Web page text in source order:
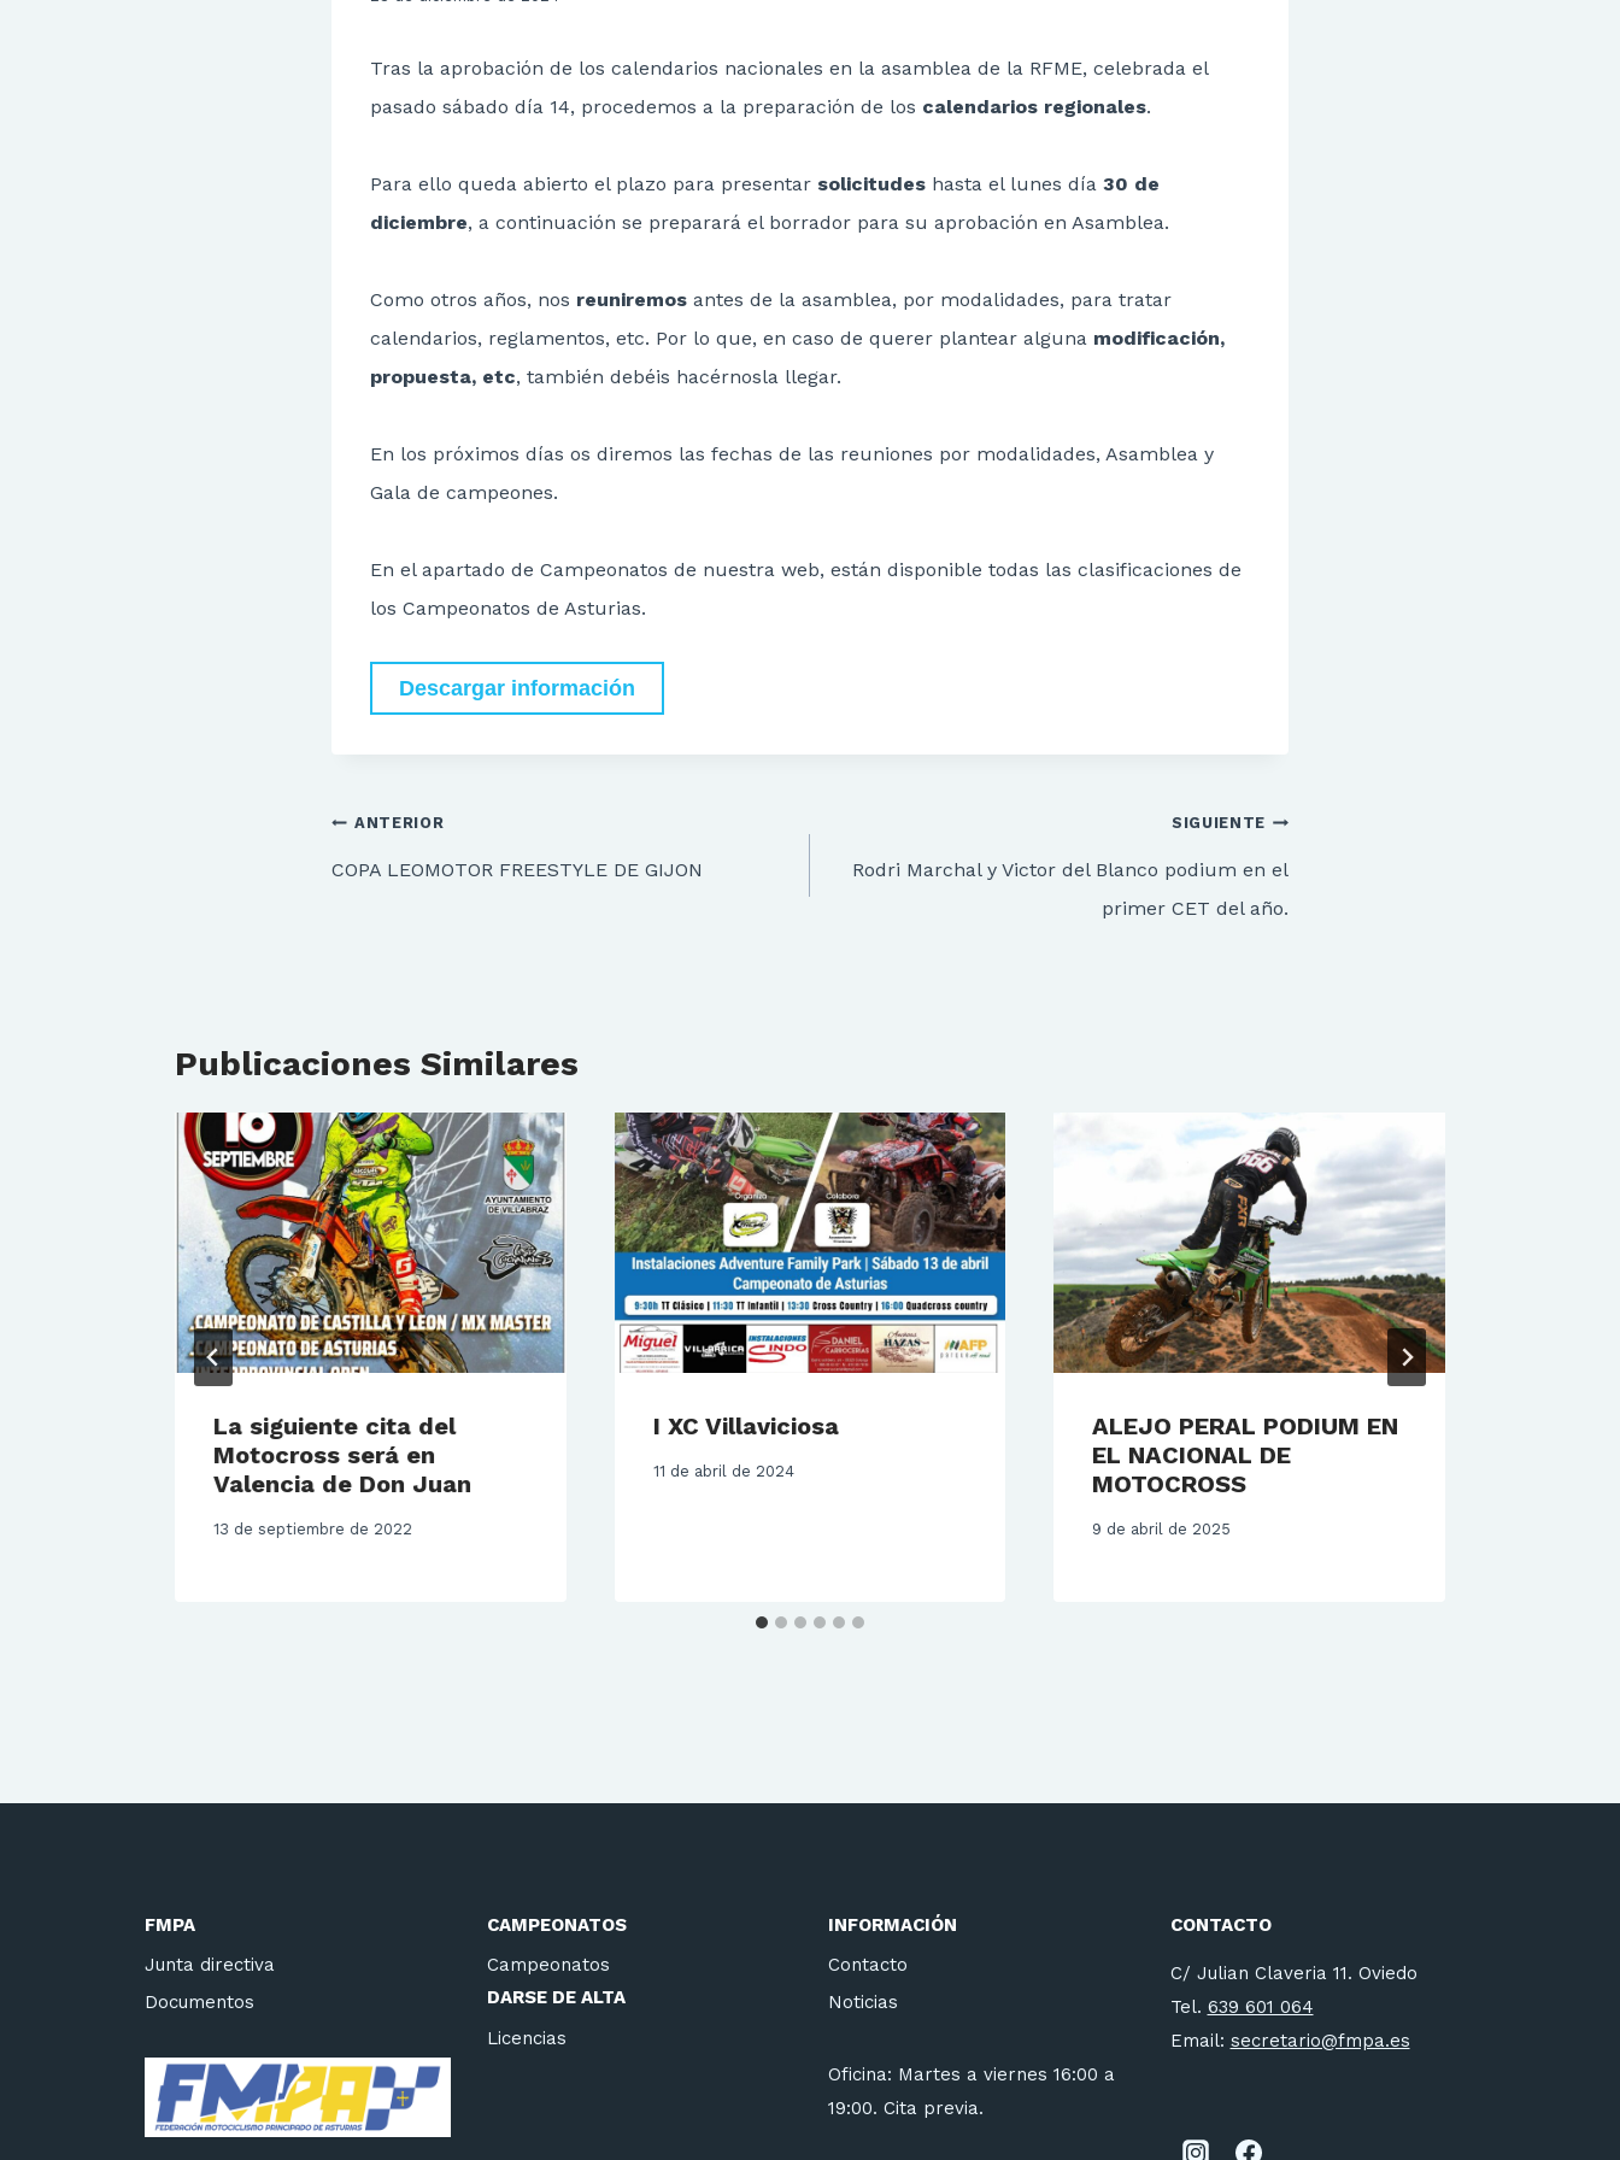
Tras la aprobación de los calendarios nacionales en la asamblea de la RFME, celebrada el
pasado sábado día 14, procedemos a la preparación de los calendarios regionales.
Para ello queda abierto el plazo para presentar solicitudes hasta el lunes día 30 de
diciembre, a continuación se preparará el borrador para su aprobación en Asamblea.
Como otros años, nos reuniremos antes de la asamblea, por modalidades, para tratar
calendarios, reglamentos, etc. Por lo que, en caso de querer plantear alguna modificación,
propuesta, etc, también debéis hacérnosla llegar.
En los próximos días os diremos las fechas de las reuniones por modalidades, Asamblea y
Gala de campeones.
En el apartado de Campeonatos de nuestra web, están disponible todas las clasificaciones de
los Campeonatos de Asturias.
Descargar información
Navegación
de
ANTERIOR
COPA LEOMOTOR FREESTYLE DE GIJON
SIGUIENTE
Rodri Marchal y Victor del Blanco podium en el
primer CET del año.
Publicaciones Similares
La siguiente cita del
Motocross será en
Valencia de Don Juan
13 de septiembre de 2022
I XC Villaviciosa
11 de abril de 2024
ALEJO PERAL PODIUM EN
EL NACIONAL DE
MOTOCROSS
9 de abril de 2025
FMPA
Junta directiva
Documentos
CAMPEONATOS
Campeonatos
DARSE DE ALTA
Licencias
INFORMACIÓN
Contacto
Noticias
Oficina: Martes a viernes 16:00 a
19:00. Cita previa.
CONTACTO
C/ Julian Claveria 11. Oviedo
Tel. 639 601 064
Email: secretario@fmpa.es